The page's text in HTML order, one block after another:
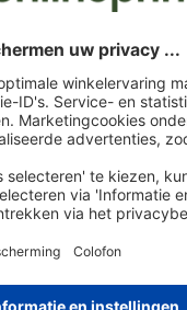
Gewicht: ca.3,41 kg
Instructies
werkshorts,
Gegevensformaat